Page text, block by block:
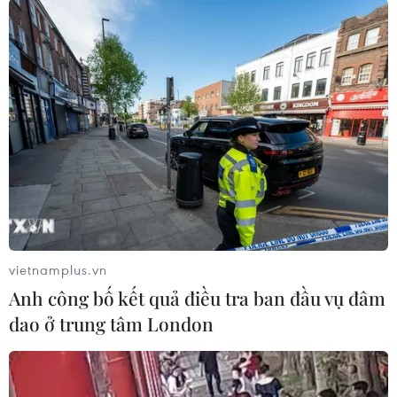
giữa những tín hiệu kinh
tế và lãi suất trái chiều
Chỉ số công nghiệp Dow Jones
tăng 22,07 điểm, chỉ số tổng hợp
S&P 500 ngược lại mất 11,09
điểm, còn chỉ số công nghệ
Nasdaq Composite giảm 81,87
điểm.
(TTXVN/Vietnam+)
vietnamplus.vn
Anh công bố kết quả điều tra ban đầu vụ đâm
dao ở trung tâm London